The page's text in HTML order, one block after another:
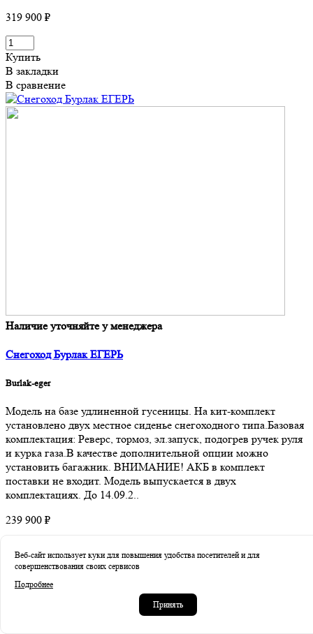
319 900 ₽
Купить
В закладки
В сравнение
Наличие уточняйте у менеджера
Снегоход Бурлак ЕГЕРЬ
Burlak-eger
Модель на базе удлиненной гусеницы. На кит-комплект
установлено двух местное сиденье снегоходного типа.Базовая
комплектация: Реверс, тормоз, эл.запуск, подогрев ручек руля
и курка газа.В качестве дополнительной опции можно
установить багажник. ВНИМАНИЕ! АКБ в комплект
поставки не входит. Модель выпускается в двух
комплектациях. До 14.09.2..
239 900 ₽
Купить
В закладки
В сравнение
Веб-сайт использует куки для повышения удобства посетителей и для
совершенствования своих сервисов
Подробнее
Принять